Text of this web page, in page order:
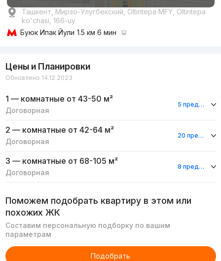
Ташкент, Мирзо-Улугбекский, Oltintepa MFY, Oltintepa
ko'chasi, 166-uy
Буюк Ипак Йули 1.5 км 6 мин
Цены и Планировки
Обновлено 14.12.2023
1 — комнатные от 43-50 м²
Договорная
5 предложений
2 — комнатные от 42-64 м²
Договорная
20 предложений
3 — комнатные от 68-105 м²
Договорная
8 предложений
Поможем подобрать квартиру в этом или
похожих ЖК
Составим персональную подборку по вашим
параметрам
Подобрать